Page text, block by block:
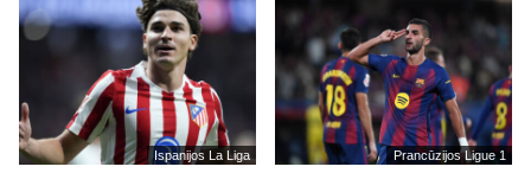
Ispanijos La Liga Prancūzijos Ligue 1